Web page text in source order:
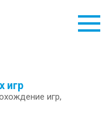
игр
игр,